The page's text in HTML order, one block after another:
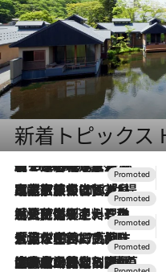
新着トピック
2026.8.7
【トンボの足水浴】ヒノキの香りに包まれて涼感マックス！約13℃の湧水かけ流しを避暑地「星野温泉 トンボの湯」で体験
2026.7.31
【ホテル帰省】という選択肢をOMOが提案。家族とほどよい距離を保つには「昼は実家、夜は気兼ねなくホテルで！」
2026.7.24
【夏限定ディナーコース】旬を迎える稚鮎や花ズッキーニなどをイタリア・トスカーナの郷土料理の手法で満喫！
2026.7.17
「土佐和ハーブかき氷」がOMO7高知に登場！生姜、山椒、大葉など目にも舌にも涼を呼ぶ郷土の味
2026.7.10
NEW OPEN！【界 草津】名湯の地に誕生。趣の異なる2種の温泉と上州ならではの会席・蕎麦割烹など美食を味わう究極の癒やし旅